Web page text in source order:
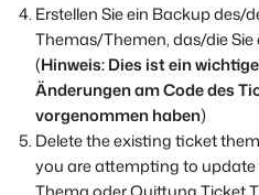
Erstellen Sie ein Backup des/
Themas/Themen, das/die
(Hinweis: Dies ist ein
Änderungen am Code des
vorgenommen haben)
Delete the existing ticket
you are attempting to update